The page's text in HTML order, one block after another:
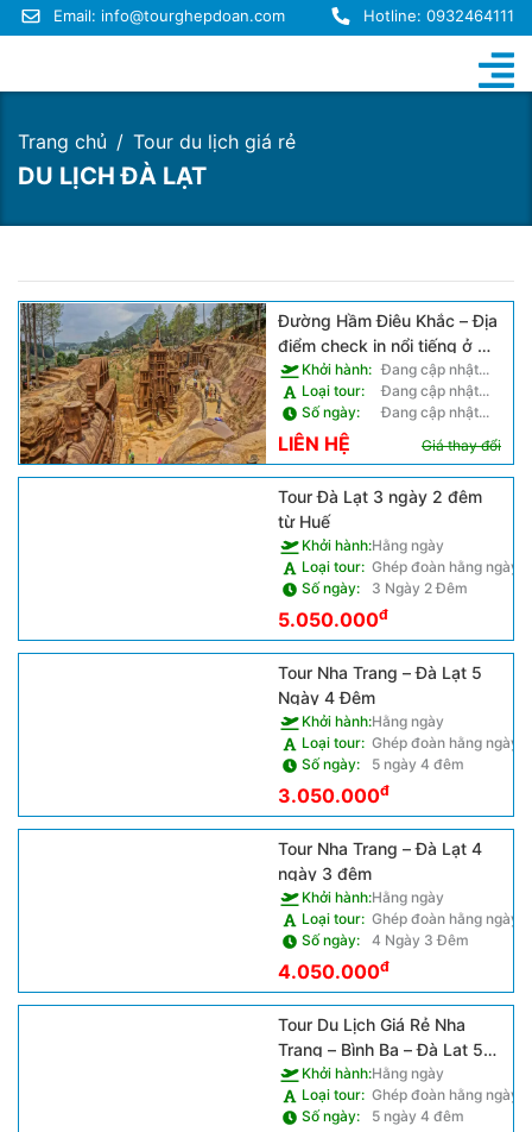
Email: info@tourghepdoan.com Hotline: 0932464111
Trang chủ Tour du lịch giá rẻ
DU LỊCH ĐÀ LẠT
Đường Hầm Điêu Khắc – Địa
điểm check in nổi tiếng ở Đà
Lạt Khởi hành: Đang cập nhật...
Loại tour:
Đang cập nhật...
Số ngày:
Đang cập nhật...
LIÊN HỆ Giá thay đổi
Tour Đà Lạt 3 ngày 2 đêm
từ Huế
Khởi hành:Hằng ngày
Loại tour: Ghép đoàn hằng ngày
Số ngày:
3 Ngày 2 Đêm
5.050.000đ
Tour Nha Trang – Đà Lạt 5
Ngày 4 Đêm
Khởi hành:Hằng ngày
Loại tour: Ghép đoàn hằng ngày
Số ngày:
5 ngày 4 đêm
3.050.000đ
Tour Nha Trang – Đà Lạt 4
ngày 3 đêm
Khởi hành:Hằng ngày
Loại tour: Ghép đoàn hằng ngày
Số ngày:
4 Ngày 3 Đêm
4.050.000đ
Tour Du Lịch Giá Rẻ Nha
Trang – Bình Ba – Đà Lạt 5
Ngày 4 Đêm
Khởi hành:Hằng ngày
Loại tour: Ghép đoàn hằng ngày
Số ngày:
5 ngày 4 đêm